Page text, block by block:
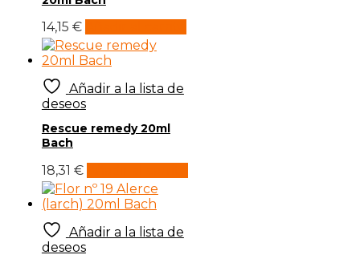
14,15 €
Añadir a la lista de
deseos
Rescue remedy 20ml
Bach
18,31 €
Añadir a la lista de
deseos